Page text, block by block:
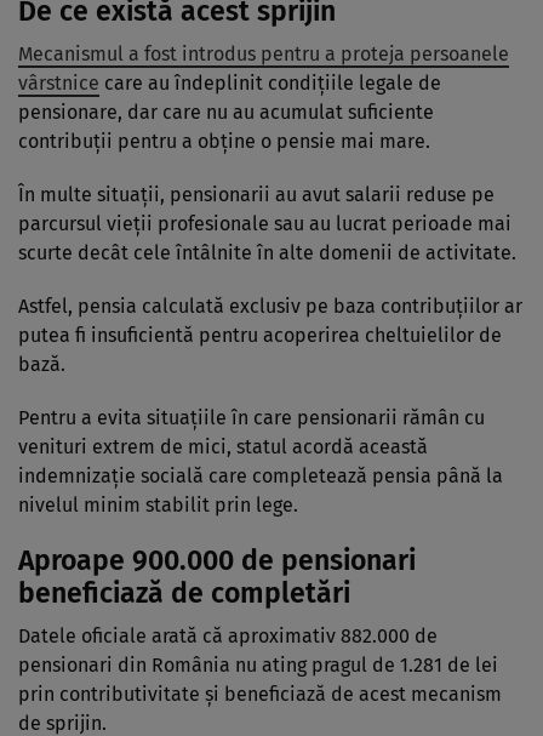
De ce există acest sprijin
Mecanismul a fost introdus pentru a proteja persoanele
vârstnice care au îndeplinit condițiile legale de
pensionare, dar care nu au acumulat suficiente
contribuții pentru a obține o pensie mai mare.
În multe situații, pensionarii au avut salarii reduse pe
parcursul vieții profesionale sau au lucrat perioade mai
scurte decât cele întâlnite în alte domenii de activitate.
Astfel, pensia calculată exclusiv pe baza contribuțiilor ar
putea fi insuficientă pentru acoperirea cheltuielilor de
bază.
Pentru a evita situațiile în care pensionarii rămân cu
venituri extrem de mici, statul acordă această
indemnizație socială care completează pensia până la
nivelul minim stabilit prin lege.
Aproape 900.000 de pensionari
beneficiază de completări
Datele oficiale arată că aproximativ 882.000 de
pensionari din România nu ating pragul de 1.281 de lei
prin contributivitate și beneficiază de acest mecanism
de sprijin.